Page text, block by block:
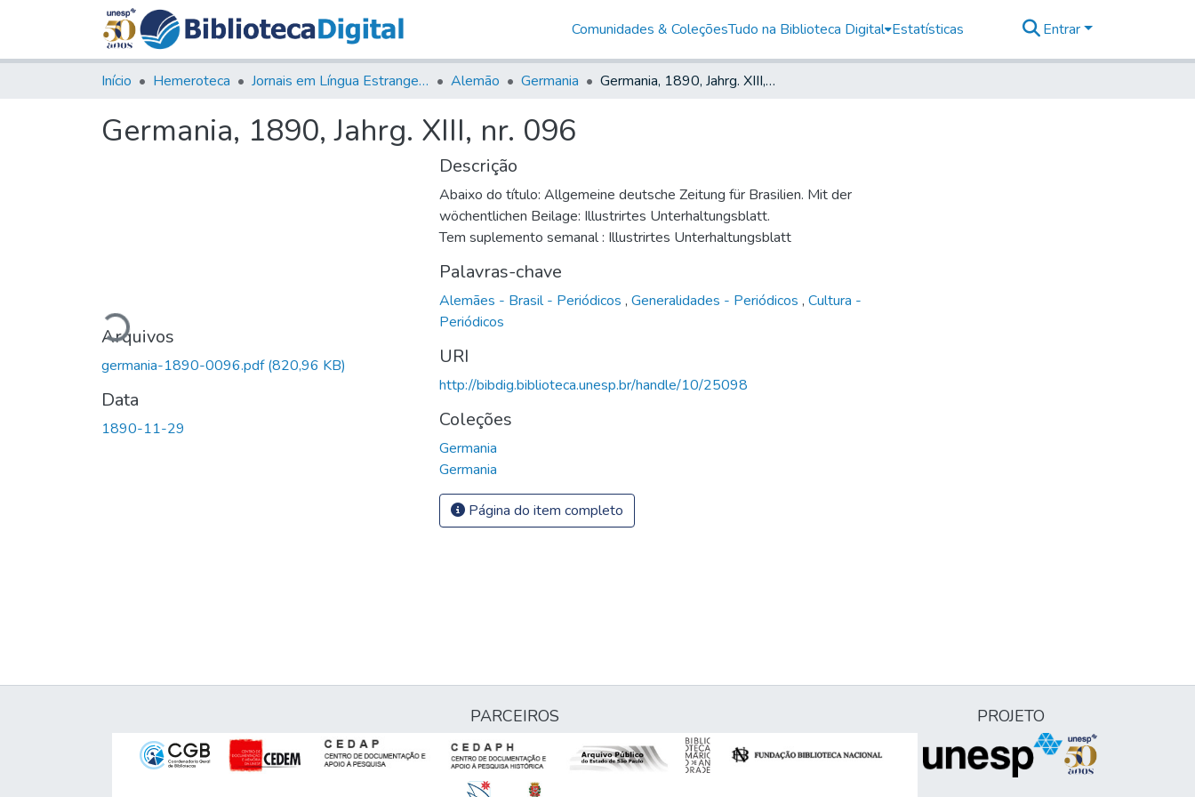
Comunidades & ColeçõesTudo na Biblioteca Digital Estatísticas Entrar
Início Hemeroteca Jornais em Língua Estrangeira Alemão Germania Germania, 1890, Jahrg. XIII, nr. 096
Germania, 1890, Jahrg. XIII, nr. 096
Carregando...
Arquivos
germania-1890-0096.pdf(820,96 KB)
Data
1890-11-29
Descrição
Abaixo do título: Allgemeine deutsche Zeitung für Brasilien. Mit der
wöchentlichen Beilage: Illustrirtes Unterhaltungsblatt.
Tem suplemento semanal : Illustrirtes Unterhaltungsblatt
Palavras-chave
Alemães - Brasil - Periódicos , Generalidades - Periódicos , Cultura -
Periódicos
URI
http://bibdig.biblioteca.unesp.br/handle/10/25098
Coleções
Germania
Germania
Página do item completo
PARCEIROS PROJETO